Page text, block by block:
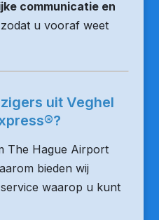
communicatie en
u vooraf weet
uit Veghel
The Hague Airport
bieden wij
waarop u kunt